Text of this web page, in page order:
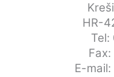
HR-
Tel:
E-mail: